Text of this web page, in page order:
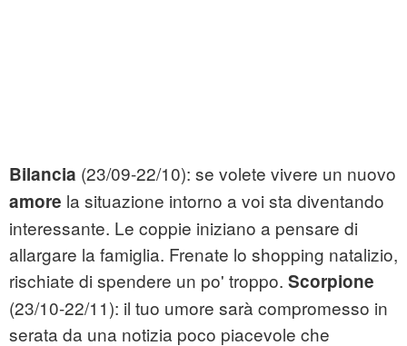
Bilancia (23/09-22/10): se volete vivere un nuovo
amore la situazione intorno a voi sta diventando
interessante. Le coppie iniziano a pensare di
allargare la famiglia. Frenate lo shopping natalizio,
rischiate di spendere un po' troppo. Scorpione
(23/10-22/11): il tuo umore sarà compromesso in
serata da una notizia poco piacevole che